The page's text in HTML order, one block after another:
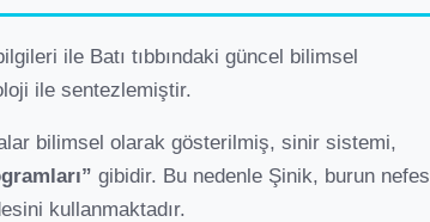
ile Batı tıbbındaki güncel bilimsel
ile sentezlemiştir.
bilimsel olarak gösterilmiş, sinir sistemi,
gibidir. Bu nedenle Şinik, burun nefes
kullanmaktadır.